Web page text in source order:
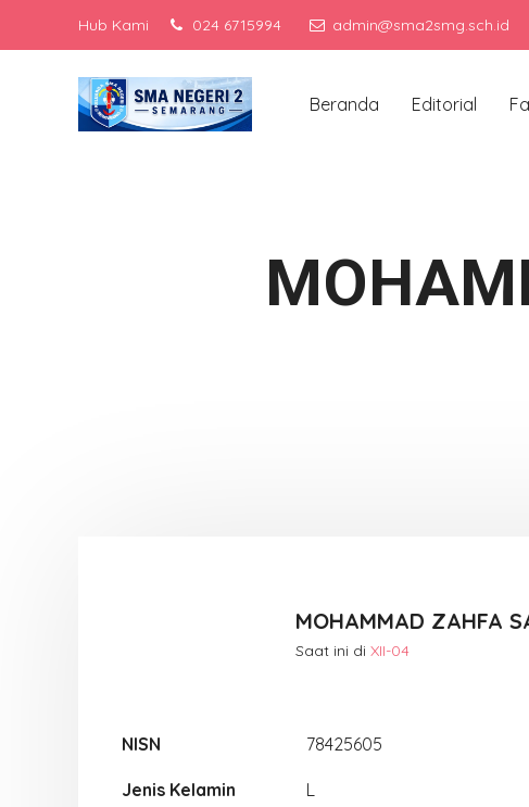
Hub Kami 024 6715994 admin@sma2smg.sch.id
Beranda Editorial
MOHAMMAD ZAHFA
Saat ini di XII-04
NISN 78425605
Jenis Kelamin L